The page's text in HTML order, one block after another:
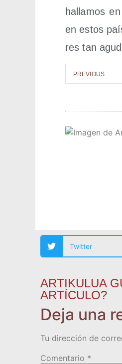
halla­mos
en estos
res tan
PRE­VIOUS
Twitter
ARTIKULUA
ARTÍCULO?
Deja una
Tu dirección de
Comentario *